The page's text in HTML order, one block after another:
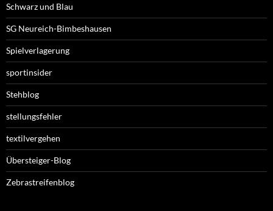
Schwarz und Blau
SG Neureich-Bimbeshausen
Spielverlagerung
sportinsider
Stehblog
stellungsfehler
textilvergehen
Übersteiger-Blog
Zebrastreifenblog